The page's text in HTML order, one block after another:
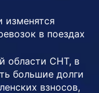
изменятся
в поездах
области СНТ, в
большие долги
взносов,